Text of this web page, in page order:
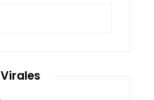
Virales